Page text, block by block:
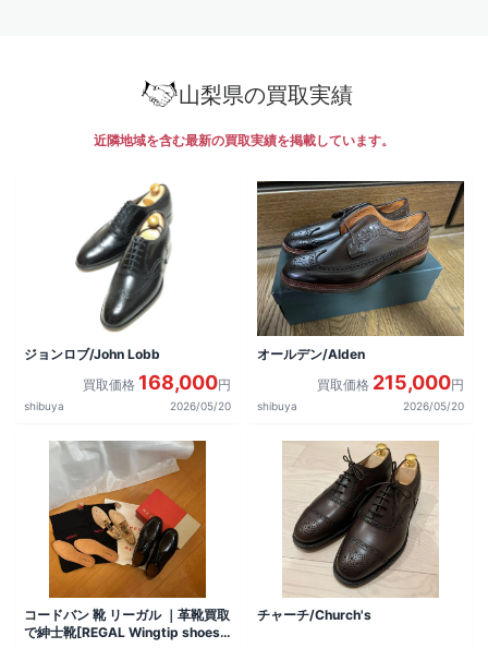
山梨県の買取実績
近隣地域を含む最新の買取実績を掲載しています。
ジョンロブ/John Lobb
買取価格 168,000円
shibuya 2026/05/20
オールデン/Alden
買取価格 215,000円
shibuya 2026/05/20
コードバン 靴 リーガル ｜革靴買取
で紳士靴[REGAL Wingtip shoes]
チャーチ/Church's